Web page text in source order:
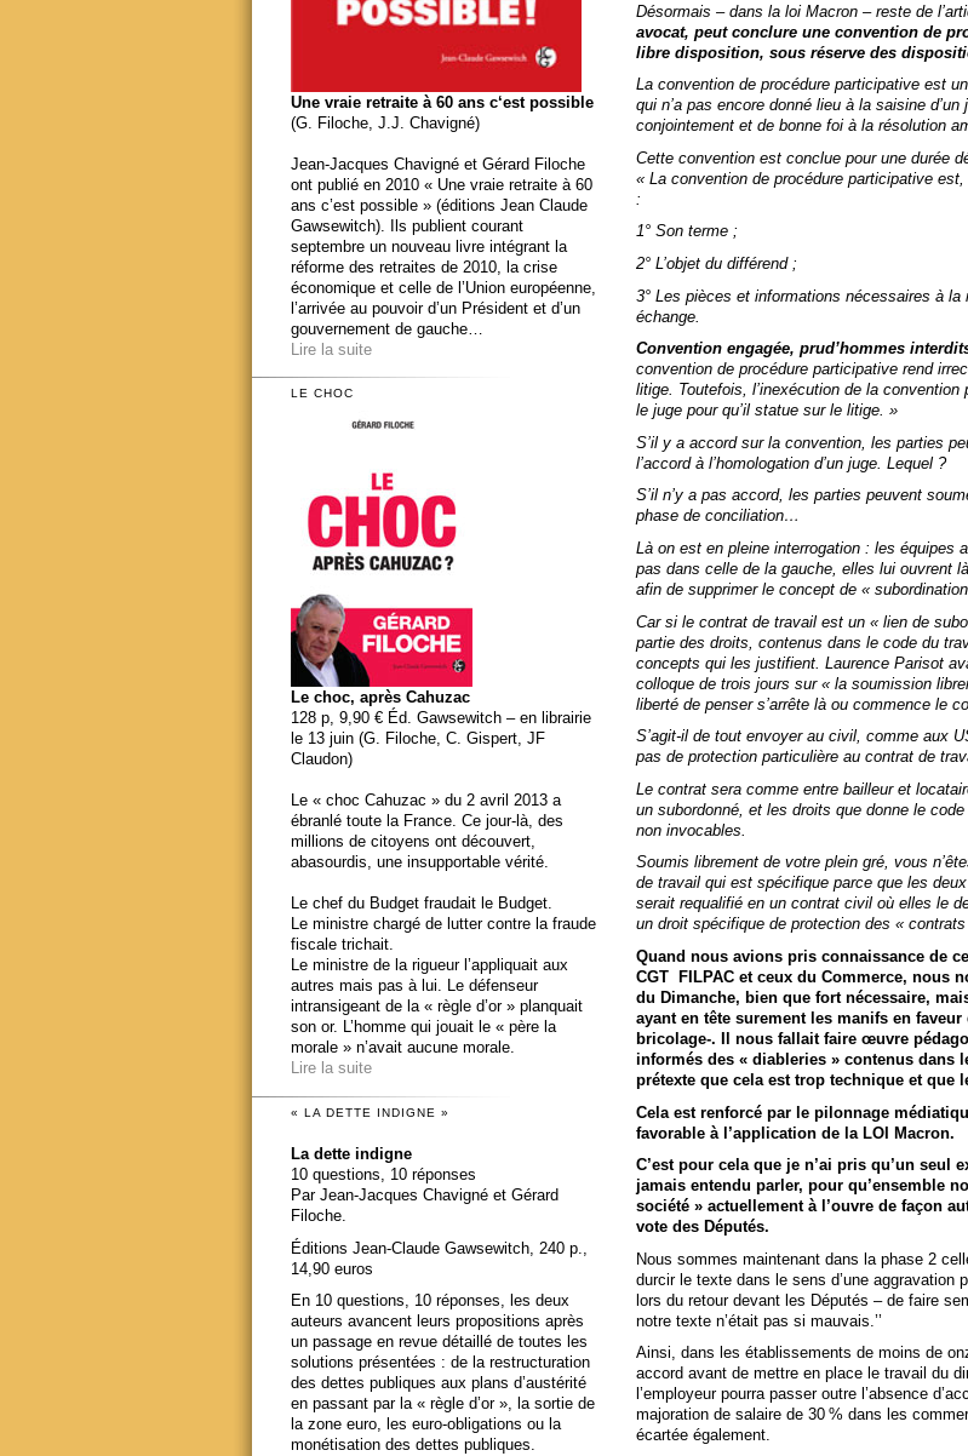
Désormais – dans la loi Macron – reste de
avocat, peut conclure une convention de
libre disposition, sous réserve des
La convention de procédure participative est
qui n’a pas encore donné lieu à la saisine
conjointement et de bonne foi à la résolution
Cette convention est conclue pour une durée
« La convention de procédure participative
:
1° Son terme ;
2° L’objet du différend ;
3° Les pièces et informations nécessaires à
échange.
Convention engagée, prud’hommes
convention de procédure participative rend
litige. Toutefois, l’inexécution de la
le juge pour qu’il statue sur le litige. »
S’il y a accord sur la convention, les parties
l’accord à l’homologation d’un juge. Lequel ?
S’il n’y a pas accord, les parties peuvent
phase de conciliation…
Là on est en pleine interrogation : les équipes
pas dans celle de la gauche, elles lui ouvrent
afin de supprimer le concept de «
Car si le contrat de travail est un « lien de
partie des droits, contenus dans le code du
concepts qui les justifient. Laurence Parisot
colloque de trois jours sur « la soumission
liberté de penser s’arrête là ou commence le
S’agit-il de tout envoyer au civil, comme aux
pas de protection particulière au contrat de
Le contrat sera comme entre bailleur et
un subordonné, et les droits que donne le
non invocables.
Soumis librement de votre plein gré, vous
de travail qui est spécifique parce que les
serait requalifié en un contrat civil où elles le
un droit spécifique de protection des «
Quand nous avions pris connaissance de
CGT FILPAC et ceux du Commerce, nous
du Dimanche, bien que fort nécessaire,
ayant en tête surement les manifs en
bricolage-. Il nous fallait faire œuvre
informés des « diableries » contenus dans
prétexte que cela est trop technique et que
Cela est renforcé par le pilonnage
favorable à l’application de la LOI Macron.
C’est pour cela que je n’ai pris qu’un seul
jamais entendu parler, pour qu’ensemble
société » actuellement à l’ouvre de façon
vote des Députés.
Nous sommes maintenant dans la phase 2
durcir le texte dans le sens d’une aggravation
lors du retour devant les Députés – de faire
notre texte n’était pas si mauvais.’’
Ainsi, dans les établissements de moins de
accord avant de mettre en place le travail du
l’employeur pourra passer outre l’absence
majoration de salaire de 30 % dans les
écartée également.
Une vraie retraite à 60 ans c‘est possible
(G. Filoche, J.J. Chavigné)
Jean-Jacques Chavigné et Gérard Filoche
ont publié en 2010 « Une vraie retraite à 60
ans c’est possible » (éditions Jean Claude
Gawsewitch). Ils publient courant
septembre un nouveau livre intégrant la
réforme des retraites de 2010, la crise
économique et celle de l’Union européenne,
l’arrivée au pouvoir d’un Président et d’un
gouvernement de gauche…
Lire la suite
LE CHOC
Le choc, après Cahuzac
128 p, 9,90 € Éd. Gawsewitch – en librairie
le 13 juin (G. Filoche, C. Gispert, JF
Claudon)
Le « choc Cahuzac » du 2 avril 2013 a
ébranlé toute la France. Ce jour-là, des
millions de citoyens ont découvert,
abasourdis, une insupportable vérité.
Le chef du Budget fraudait le Budget.
Le ministre chargé de lutter contre la fraude
fiscale trichait.
Le ministre de la rigueur l’appliquait aux
autres mais pas à lui. Le défenseur
intransigeant de la « règle d’or » planquait
son or. L’homme qui jouait le « père la
morale » n’avait aucune morale.
Lire la suite
« LA DETTE INDIGNE »
La dette indigne
10 questions, 10 réponses
Par Jean-Jacques Chavigné et Gérard
Filoche.
Éditions Jean-Claude Gawsewitch, 240 p.,
14,90 euros
En 10 questions, 10 réponses, les deux
auteurs avancent leurs propositions après
un passage en revue détaillé de toutes les
solutions présentées : de la restructuration
des dettes publiques aux plans d’austérité
en passant par la « règle d’or », la sortie de
la zone euro, les euro-obligations ou la
monétisation des dettes publiques.